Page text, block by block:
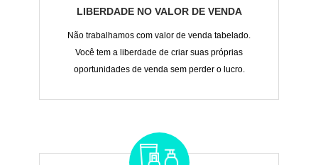
LIBERDADE NO VALOR DE VENDA
Não trabalhamos com valor de venda tabelado.
Você tem a liberdade de criar suas próprias
oportunidades de venda sem perder o lucro.